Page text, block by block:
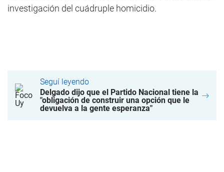
investigación del cuádruple homicidio.
Seguí leyendo
Delgado dijo que el Partido Nacional tiene la
"obligación de construir una opción que le
devuelva a la gente esperanza"